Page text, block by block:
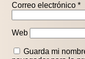
Correo electrónico *
Web
Guarda mi